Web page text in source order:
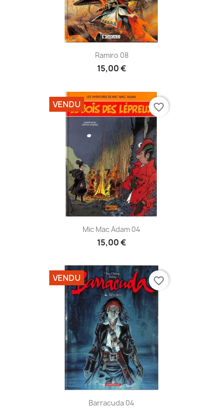
Ramiro 08
15,00 €
Mic Mac Adam 04
15,00 €
VENDU favorite_border
Barracuda 04
VENDU favorite_border